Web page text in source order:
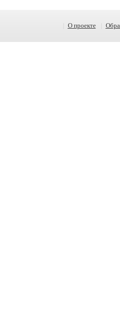
О проекте